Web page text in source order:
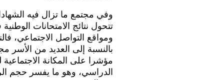
وفي مجتمع ما تزال فيه
تتحول نتائج الامتحانات
ومواقع التواصل الاجتماعي،
بالنسبة إلى العديد من الأسر
مؤشرا على المكانة الاجتماعية
الدراسي، وهو ما يفسر حجم